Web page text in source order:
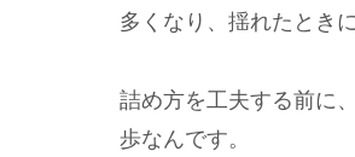
多くなり、揺れたとき
詰め方を工夫する前に
歩なんです。